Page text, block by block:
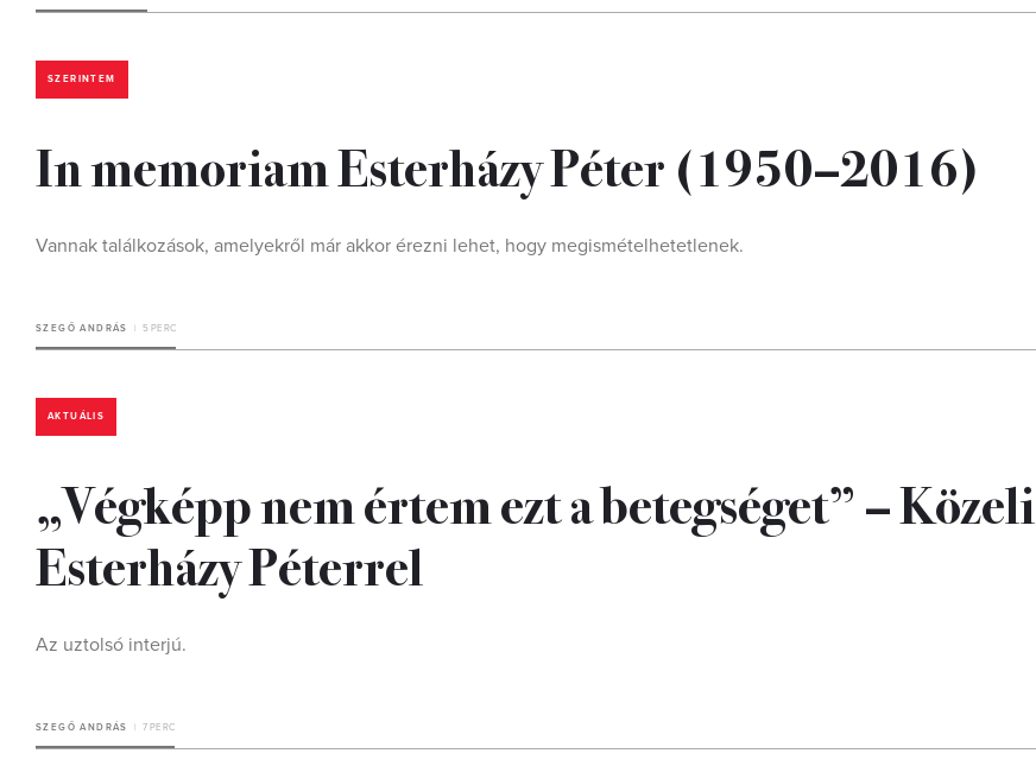
SZERINTEM
In memoriam Esterházy Péter (1950–2016)
Vannak találkozások, amelyekről már akkor érezni lehet, hogy megismételhetetlenek.
SZEGŐ ANDRÁS 5 PERC
AKTUÁLIS
„Végképp nem értem ezt a betegséget” – Közeli
Esterházy Péterrel
Az uztolsó interjú.
SZEGŐ ANDRÁS 7 PERC